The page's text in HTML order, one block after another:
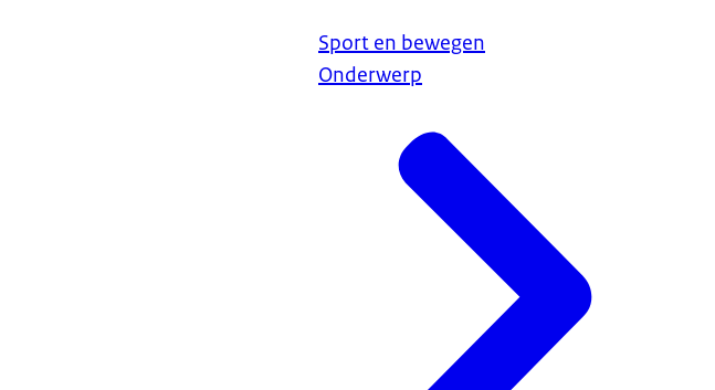
Sport en bewegen
Onderwerp